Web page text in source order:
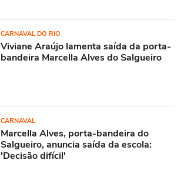
CARNAVAL DO RIO
Viviane Araújo lamenta saída da porta-
bandeira Marcella Alves do Salgueiro
CARNAVAL
Marcella Alves, porta-bandeira do
Salgueiro, anuncia saída da escola:
'Decisão difícil'